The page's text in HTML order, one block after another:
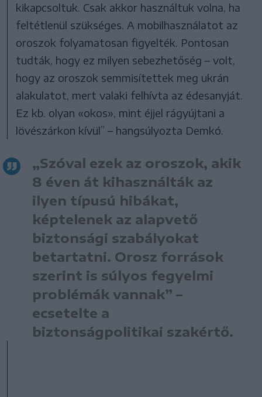
kikapcsoltuk. Csak akkor használtuk volna, ha
feltétlenül szükséges. A mobilhasználatot az
oroszok folyamatosan figyelték. Pontosan
tudták, hogy ez milyen sebezhetőség – volt,
hogy az oroszok semmisítettek meg ukrán
alakulatot, mert valaki felhívta az édesanyját.
Ez kb. olyan «okos», mint éjjel rágyújtani a
lövészárkon kívül” – hangsúlyozta Demkó.
„Szóval ezek az oroszok, akik
8 éven át kihasználták az
ilyen típusú hibákat,
képtelenek az alapvető
biztonsági szabályokat
betartatni. Orosz források
szerint is súlyos fegyelmi
problémák vannak” –
ecsetelte a
biztonságpolitikai szakértő.